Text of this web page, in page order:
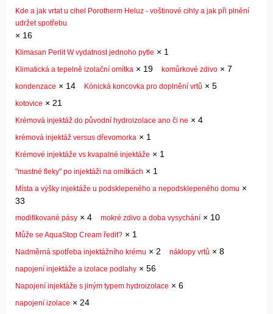
Kde a jak vrtat u cihel Porotherm Heluz - voštinové cihly a jak při plnění
udržet spotřebu
× 16
Klimasan Perlit W vydatnost jednoho pytle × 1
Klimatická a tepelně izolační omítka × 19 komůrkové zdivo × 7
kondenzace × 14 Kónická koncovka pro doplnění vrtů × 5
kotovice × 21
Krémová injektáž do původní hydroizolace ano či ne × 4
krémová injektáž versus dřevomorka × 1
Krémové injektáže vs kvapalné injektáže × 1
"mastné fleky" po injektáži na omítkách × 1
Místa a výšky injektáže u podsklepeného a nepodsklepeného domu ×
33
modifikované pásy × 4 mokré zdivo a doba vysychání × 10
Může se AquaStop Cream ředit? × 1
Nadměrná spotřeba injektážního krému × 2 náklopy vrtů × 8
napojení injektáže a izolace podlahy × 56
Napojení injektáže s jiným typem hydroizolace × 6
napojení izolace × 24